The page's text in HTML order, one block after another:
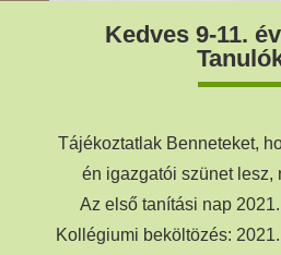
Kedves 9-11.
Tájékoztatlak Benneteket,
én igazgatói szünet lesz,
Az első tanítási nap
Kollégiumi beköltözés: